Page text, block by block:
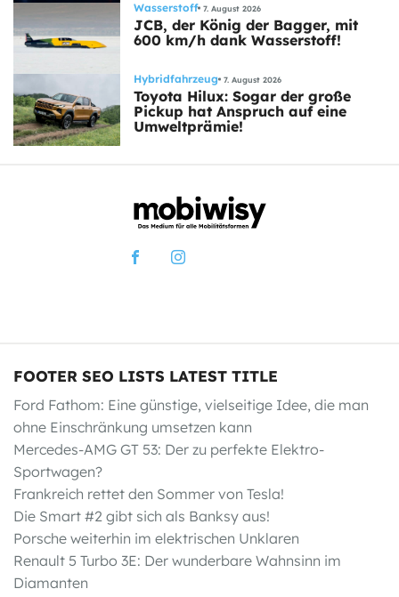
Wasserstoff 7. August 2026
JCB, der König der Bagger, mit
600 km/h dank Wasserstoff!
Hybridfahrzeug 7. August 2026
Toyota Hilux: Sogar der große
Pickup hat Anspruch auf eine
Umweltprämie!
FOOTER SEO LISTS LATEST TITLE
Ford Fathom: Eine günstige, vielseitige Idee, die man
ohne Einschränkung umsetzen kann
Mercedes-AMG GT 53: Der zu perfekte Elektro-
Sportwagen?
Frankreich rettet den Sommer von Tesla!
Die Smart #2 gibt sich als Banksy aus!
Porsche weiterhin im elektrischen Unklaren
Renault 5 Turbo 3E: Der wunderbare Wahnsinn im
Diamanten